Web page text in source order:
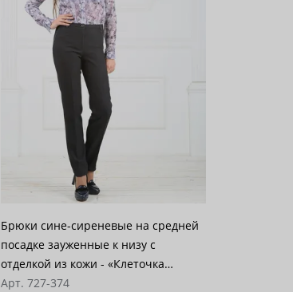
Брюки сине-сиреневые на средней
посадке зауженные к низу с
отделкой из кожи - «Клеточка
виндзор»
Арт. 727-374